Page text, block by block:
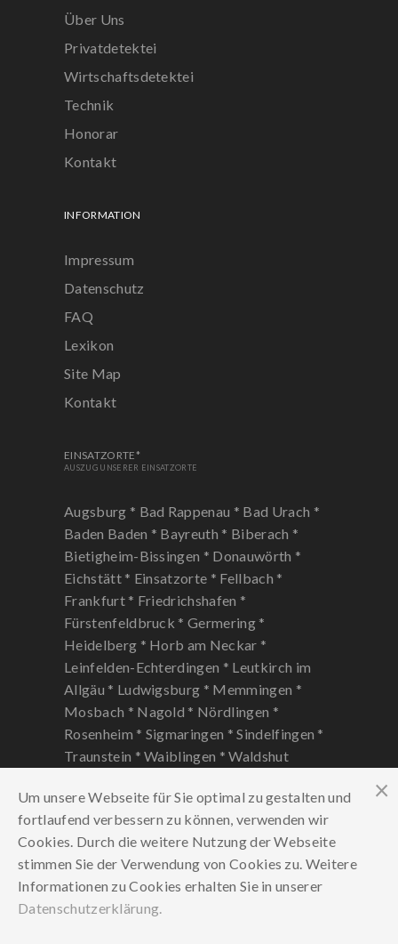
Über Uns
Privatdetektei
Wirtschaftsdetektei
Technik
Honorar
Kontakt
INFORMATION
Impressum
Datenschutz
FAQ
Lexikon
Site Map
Kontakt
EINSATZORTE*
AUSZUG UNSERER EINSATZORTE
Augsburg * Bad Rappenau * Bad Urach *
Baden Baden * Bayreuth * Biberach *
Bietigheim-Bissingen * Donauwörth *
Eichstätt * Einsatzorte * Fellbach *
Frankfurt * Friedrichshafen *
Fürstenfeldbruck *Germering *
Heidelberg * Horb am Neckar *
Leinfelden-Echterdingen * Leutkirch im
Allgäu * Ludwigsburg * Memmingen *
Mosbach * Nagold * Nördlingen *
Rosenheim * Sigmaringen *Sindelfingen *
Traunstein *Waiblingen *Waldshut
Um unsere Webseite für Sie optimal zu gestalten und
fortlaufend verbessern zu können, verwenden wir
Cookies. Durch die weitere Nutzung der Webseite
stimmen Sie der Verwendung von Cookies zu. Weitere
Informationen zu Cookies erhalten Sie in unserer
Datenschutzerklärung.